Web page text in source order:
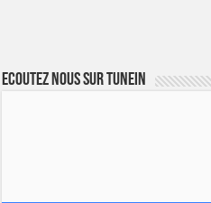
Ecoutez nous sur TuneIn